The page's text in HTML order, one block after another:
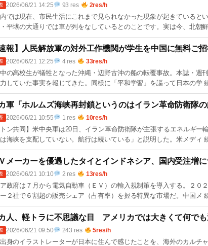
2026/06/21 14:25 93 res 2res/h
では現在、市民生活にこれまで見られなかった現象が起きていると
平壌の大通りでは車が列をなしているとのことです。実は今、北朝
報】人民解放軍の対外工作機関が学生を中国に無料ご招
2026/06/21 12:25 4 res 33res/h
の高校生が犠牲となった沖縄・辺野古沖の船の転覆事故。本誌・週
していた事実を報じてきた。同様に「平和学習」を謳って日本の学
軍「ホルムズ海峡再封鎖というのはイラン革命防衛隊の
2026/06/21 10:55 1 res 10res/h
トン共同】米中央軍は20日、イラン革命防衛隊が主張するエネルギ
は海峡を支配していない。航行は続いている」と説明した。米メディ
メーカーを優遇したタイとインドネシア、国内受注増
2026/06/21 10:10 2 res 13res/h
政府は７月から電気自動車（ＥＶ）の輸入規制策を導入する。２０
２社で６割超の販売シェア（占有率）を握る特異な市場だ。中国メ
人、軽トラに不思議な目 アメリカでは大きくて何で
2026/06/21 09:50 243 res 5res/h
身のイラストレーターが日本に住んで感じたことを、海外のカルチ